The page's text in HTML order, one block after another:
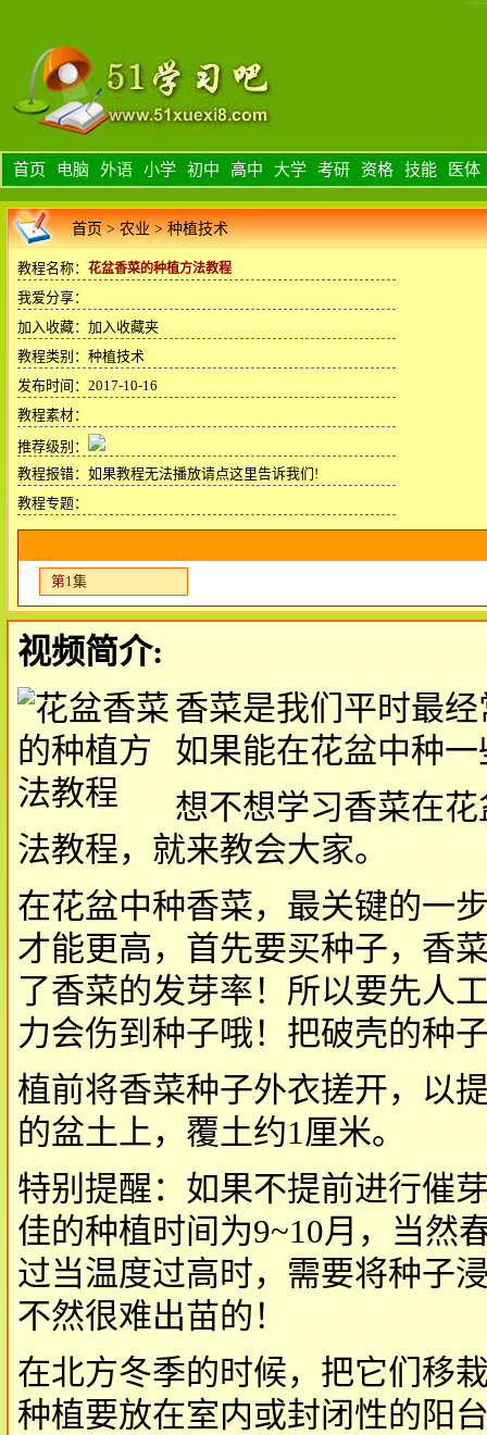
首页 电脑 外语 小学 初中 高中 大学 考研 资格 技能 医体
首页>农业>种植技术
教程名称： 花盆香菜的种植方法教程
我爱分享：
加入收藏： 加入收藏夹
教程类别：种植技术
发布时间：2017-10-16
教程素材：
推荐级别：
教程报错： 如果教程无法播放请点这里告诉我们!
教程专题：
第1集
视频简介:
香菜是我们平时最
如果能在花盆中种
想不想学习香菜在
法教程，就来教会大家。
在花盆中种香菜，最关键的一
才能更高，首先要买种子，香
了香菜的发芽率！所以要先人
力会伤到种子哦！把破壳的种
植前将香菜种子外衣搓开，以
的盆土上，覆土约1厘米。
特别提醒：如果不提前进行催
佳的种植时间为9~10月，当然
过当温度过高时，需要将种子
不然很难出苗的！
在北方冬季的时候，把它们移
种植要放在室内或封闭性的阳